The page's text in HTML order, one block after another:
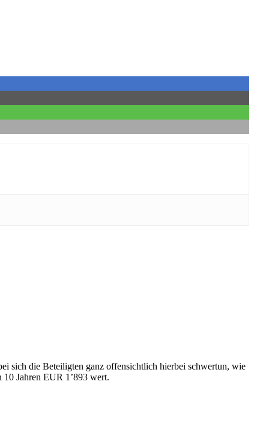
sich die Beteiligten ganz offensichtlich hierbei schwertun, wie
Jahren EUR 1’893 wert.